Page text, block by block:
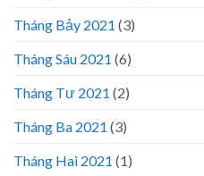
Tháng Bảy 2021 (3)
Tháng Sáu 2021 (6)
Tháng Tư 2021 (2)
Tháng Ba 2021 (3)
Tháng Hai 2021 (1)